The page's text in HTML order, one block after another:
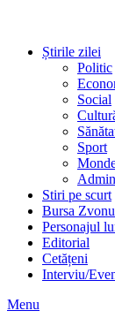
Știrile zilei
Politic
Social
Sport
Stiri pe scurt
Bursa
Personajul
Editorial
Cetățeni
Interviu/
Menu